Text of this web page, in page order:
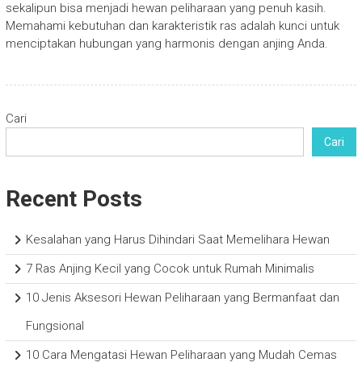
sekalipun bisa menjadi hewan peliharaan yang penuh kasih.
Memahami kebutuhan dan karakteristik ras adalah kunci untuk
menciptakan hubungan yang harmonis dengan anjing Anda.
Cari
Cari
Recent Posts
Kesalahan yang Harus Dihindari Saat Memelihara Hewan
7 Ras Anjing Kecil yang Cocok untuk Rumah Minimalis
10 Jenis Aksesori Hewan Peliharaan yang Bermanfaat dan
Fungsional
10 Cara Mengatasi Hewan Peliharaan yang Mudah Cemas